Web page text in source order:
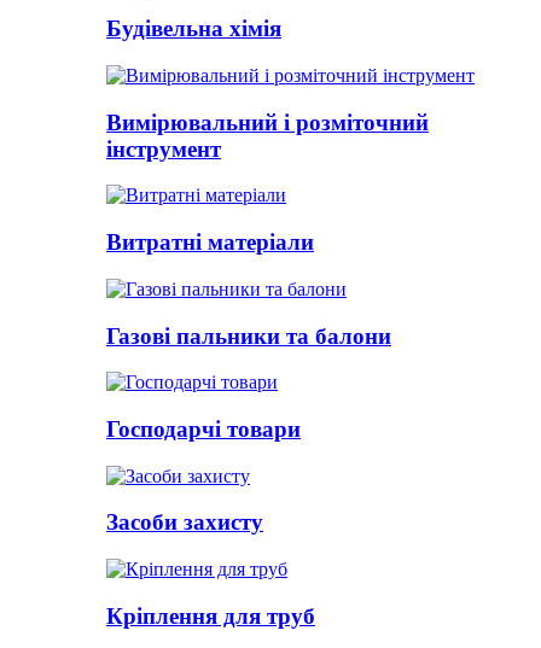
Будівельна хімія
Вимірювальний і розміточний
інструмент
Витратні матеріали
Газові пальники та балони
Господарчі товари
Засоби захисту
Кріплення для труб